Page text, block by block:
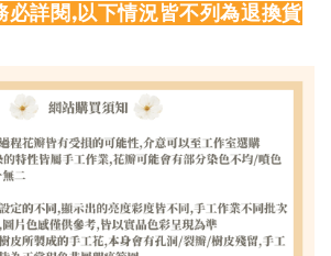
必詳閱,以下情況皆不列為退換貨